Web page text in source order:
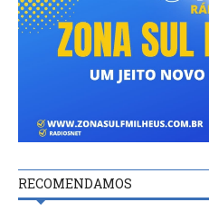
RECOMENDAMOS